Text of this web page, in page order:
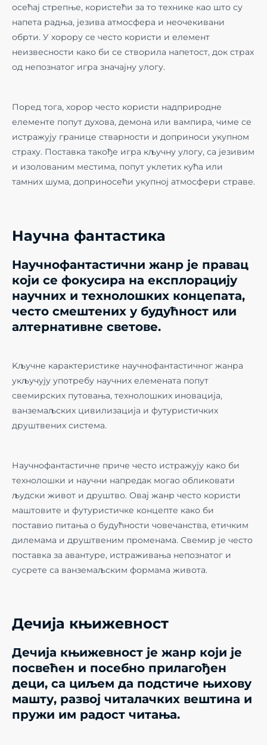
осећај стрепње, користећи за то технике као што су
напета радња, језива атмосфера и неочекивани
обрти. У хорору се често користи и елемент
неизвесности како би се створила напетост, док страх
од непознатог игра значајну улогу.
Поред тога, хорор често користи надприродне
елементе попут духова, демона или вампира, чиме се
истражују границе стварности и доприноси укупном
страху. Поставка такође игра кључну улогу, са језивим
и изолованим местима, попут уклетих кућа или
тамних шума, доприносећи укупној атмосфери страве.
Научна фантастика
Научнофантастични жанр је правац
који се фокусира на експлорацију
научних и технолошких концепата,
често смештених у будућност или
алтернативне светове.
Kључне карактеристике научнофантастичног жанра
укључују употребу научних елемената попут
свемирских путовања, технолошких иновација,
ванземаљских цивилизација и футуристичких
друштвених система.
Научнофантастичне приче често истражују како би
технолошки и научни напредак могао обликовати
људски живот и друштво. Овај жанр често користи
маштовите и футуристичке концепте како би
поставио питања о будућности човечанства, етичким
дилемама и друштвеним променама. Свемир је често
поставка за авантуре, истраживања непознатог и
сусрете са ванземаљским формама живота.
Дечија књижевност
Дечија књижевност је жанр који је
посвећен и посебно прилагођен
деци, са циљем да подстиче њихову
машту, развој читалачких вештина и
пружи им радост читања.